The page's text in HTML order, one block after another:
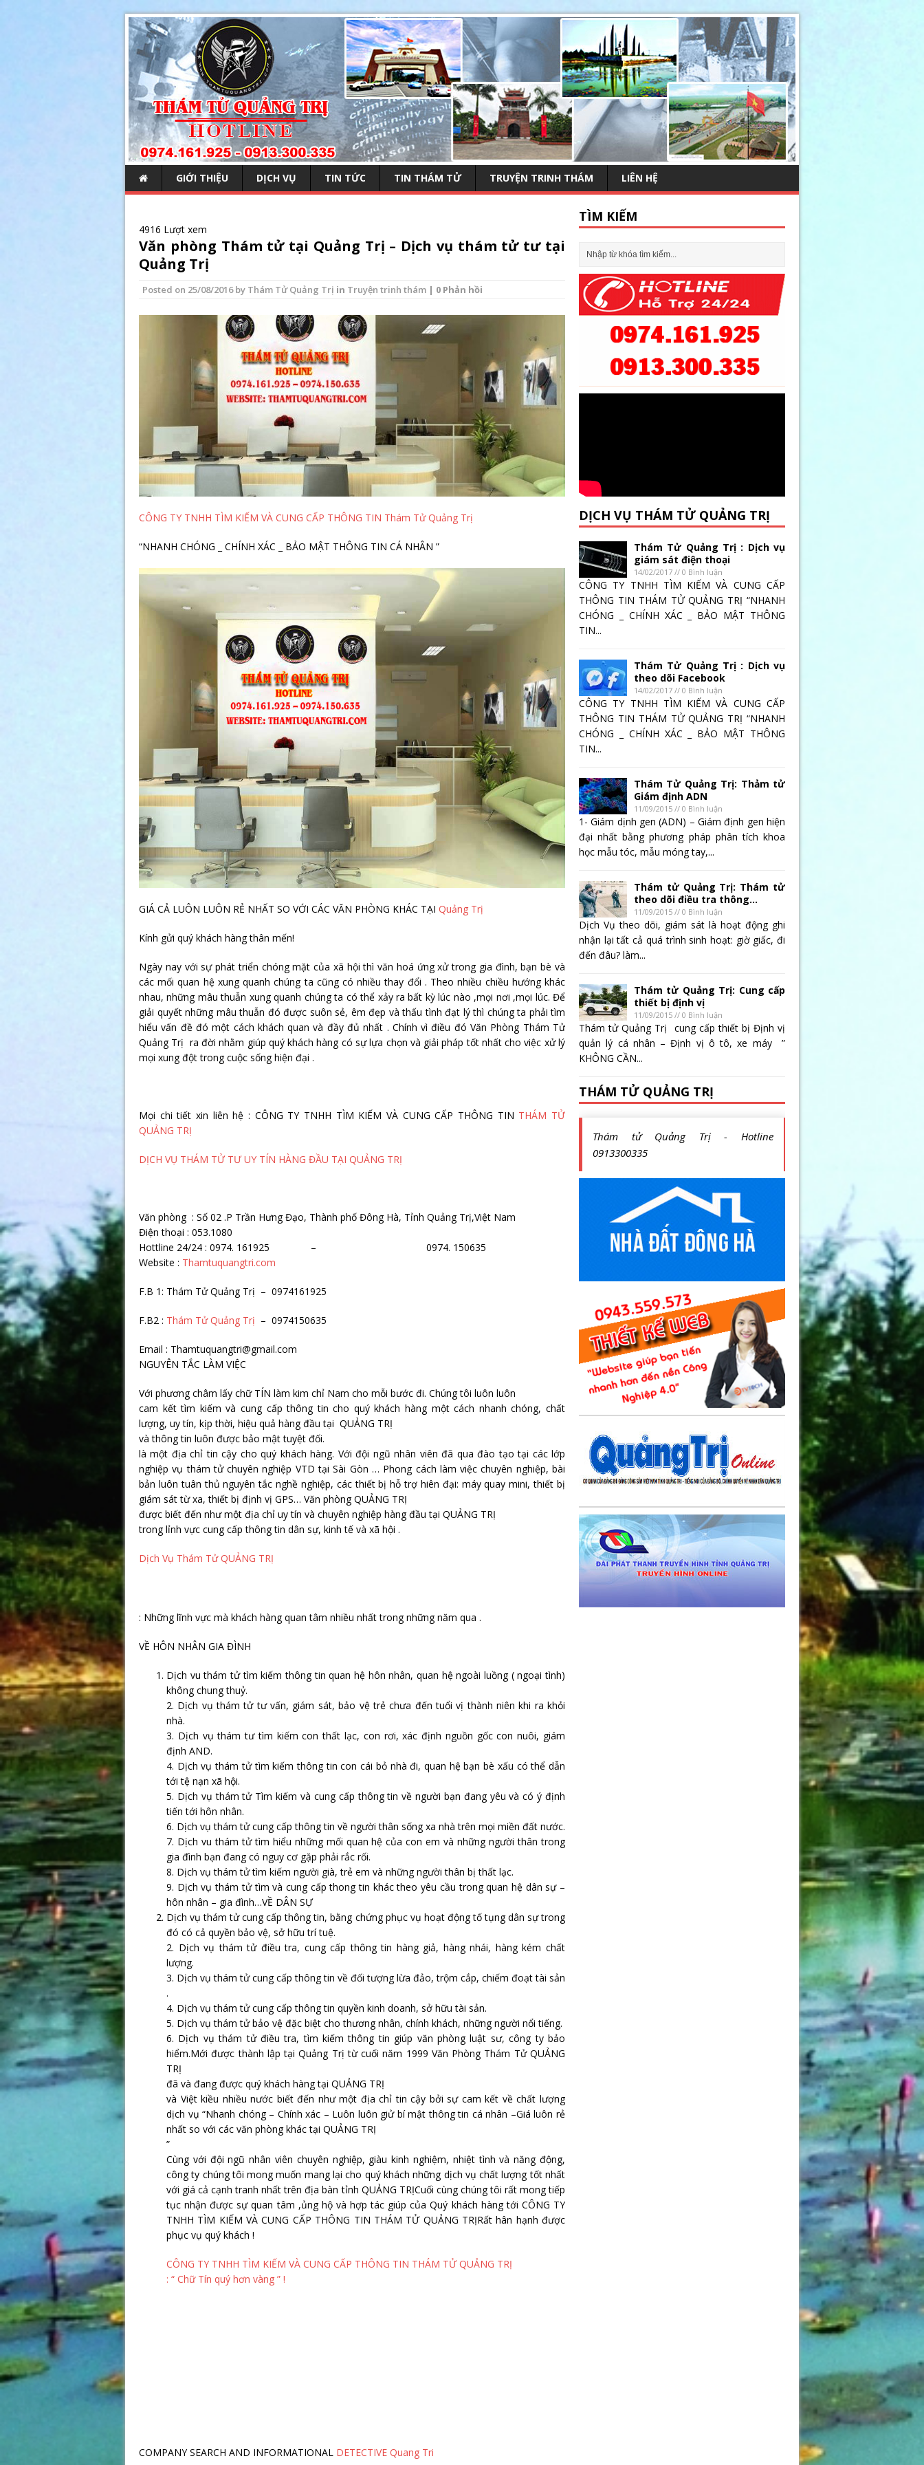
GIỚI THIỆU DỊCH VỤ TIN TỨC TIN THÁM TỬ TRUYỆN TRINH THÁM LIÊN HỆ
4916 Lượt xem
Văn phòng Thám tử tại Quảng Trị – Dịch vụ thám tử tư tại
Quảng Trị
Posted on 25/08/2016by Thám Tử Quảng Trị in Truyện trinh thám | 0 Phản hồi
CÔNG TY TNHH TÌM KIẾM VÀ CUNG CẤP THÔNG TIN Thám Tử Quảng Trị
“NHANH CHÓNG _ CHÍNH XÁC _ BẢO MẬT THÔNG TIN CÁ NHÂN ”
GIÁ CẢ LUÔN LUÔN RẺ NHẤT SO VỚI CÁC VĂN PHÒNG KHÁC TẠI Quảng Trị
Kính gửi quý khách hàng thân mến!
Ngày nay với sự phát triển chóng mặt của xã hội thì văn hoá ứng xử trong gia đình, bạn bè và
các mối quan hệ xung quanh chúng ta cũng có nhiều thay đổi . Theo nhiều chiều hướng khác
nhau, những mâu thuẫn xung quanh chúng ta có thể xảy ra bất kỳ lúc nào ,mọi nơi ,mọi lúc. Để
giải quyết những mâu thuẫn đó được suôn sẻ, êm đẹp và thấu tình đạt lý thì chúng ta phải tìm
hiểu vấn đề đó một cách khách quan và đầy đủ nhất . Chính vì điều đó Văn Phòng Thám Tử
Quảng Trị ra đời nhằm giúp quý khách hàng có sự lựa chọn và giải pháp tốt nhất cho việc xử lý
mọi xung đột trong cuộc sống hiện đại .
Mọi chi tiết xin liên hệ : CÔNG TY TNHH TÌM KIẾM VÀ CUNG CẤP THÔNG TIN THÁM TỬ
QUẢNG TRỊ
DỊCH VỤ THÁM TỬ TƯ UY TÍN HÀNG ĐẦU TẠI QUẢNG TRỊ
Văn phòng : Số 02 .P Trần Hưng Đạo, Thành phố Đông Hà, Tỉnh Quảng Trị,Việt Nam
Điện thoại : 053.1080
Hottline 24/24 : 0974. 161925 – 0974. 150635
Website : Thamtuquangtri.com
F.B 1: Thám Tử Quảng Trị – 0974161925
F.B2 : Thám Tử Quảng Trị – 0974150635
Email : Thamtuquangtri@gmail.com
NGUYÊN TẮC LÀM VIỆC
Với phương châm lấy chữ TÍN làm kim chỉ Nam cho mỗi bước đi. Chúng tôi luôn luôn
cam kết tìm kiếm và cung cấp thông tin cho quý khách hàng một cách nhanh chóng, chất
lượng, uy tín, kịp thời, hiệu quả hàng đầu tại QUẢNG TRỊ
và thông tin luôn được bảo mật tuyệt đối.
là một địa chỉ tin cậy cho quý khách hàng. Với đội ngũ nhân viên đã qua đào tạo tại các lớp
nghiệp vụ thám tử chuyên nghiệp VTD tại Sài Gòn … Phong cách làm việc chuyên nghiệp, bài
bản luôn tuân thủ nguyên tắc nghề nghiệp, các thiết bị hỗ trợ hiên đại: máy quay mini, thiết bị
giám sát từ xa, thiết bị định vị GPS… Văn phòng QUẢNG TRỊ
được biết đến như một địa chỉ uy tín và chuyên nghiệp hàng đầu tại QUẢNG TRỊ
trong lỉnh vực cung cấp thông tin dân sự, kinh tế và xã hội .
Dịch Vụ Thám Tử QUẢNG TRỊ
: Những lĩnh vực mà khách hàng quan tâm nhiều nhất trong những năm qua .
VỀ HÔN NHÂN GIA ĐÌNH
Dịch vu thám tử tìm kiếm thông tin quan hệ hôn nhân, quan hệ ngoài luồng ( ngoại tình)
không chung thuỷ.
2. Dịch vụ thám tử tư vấn, giám sát, bảo vệ trẻ chưa đến tuổi vị thành niên khi ra khỏi
nhà.
3. Dịch vụ thám tư tìm kiếm con thất lạc, con rơi, xác định nguồn gốc con nuôi, giám
định AND.
4. Dịch vụ thám tử tìm kiếm thông tin con cái bỏ nhà đi, quan hệ bạn bè xấu có thể dẫn
tới tệ nạn xã hội.
5. Dịch vụ thám tử Tìm kiếm và cung cấp thông tin về người bạn đang yêu và có ý định
tiến tới hôn nhân.
6. Dịch vụ thám tử cung cấp thông tin về người thân sống xa nhà trên mọi miền đất nước.
7. Dịch vu thám tử tìm hiểu những mối quan hệ của con em và những người thân trong
gia đình bạn đang có nguy cơ gặp phải rắc rối.
8. Dịch vụ thám tử tìm kiếm người già, trẻ em và những người thân bị thất lạc.
9. Dịch vụ thám tử tìm và cung cấp thong tin khác theo yêu cầu trong quan hệ dân sự –
hôn nhân – gia đình…VỀ DÂN SỰ
Dịch vụ thám tử cung cấp thông tin, bằng chứng phục vụ hoạt động tố tụng dân sự trong
đó có cả quyền bảo vệ, sở hữu trí tuệ.
2. Dịch vụ thám tử điều tra, cung cấp thông tin hàng giả, hàng nhái, hàng kém chất
lượng.
3. Dịch vụ thám tử cung cấp thông tin về đối tượng lừa đảo, trộm cắp, chiếm đoạt tài sản
.
4. Dịch vụ thám tử cung cấp thông tin quyền kinh doanh, sở hữu tài sản.
5. Dịch vụ thám tử bảo vệ đặc biệt cho thương nhân, chính khách, những người nổi tiếng.
6. Dịch vụ thám tử điều tra, tìm kiếm thông tin giúp văn phòng luật sư, công ty bảo
hiểm.Mới được thành lập tại Quảng Trị từ cuối năm 1999 Văn Phòng Thám Tử QUẢNG
TRỊ
đã và đang được quý khách hàng tại QUẢNG TRỊ
và Việt kiều nhiều nước biết đến như một địa chỉ tin cậy bởi sự cam kết về chất lượng
dịch vụ “Nhanh chóng – Chính xác – Luôn luôn giử bí mật thông tin cá nhân –Giá luôn rẻ
nhất so với các văn phòng khác tại QUẢNG TRỊ
”
Cùng với đội ngũ nhân viên chuyên nghiệp, giàu kinh nghiệm, nhiệt tình và năng động,
công ty chúng tôi mong muốn mang lại cho quý khách những dịch vụ chất lượng tốt nhất
với giá cả cạnh tranh nhất trên địa bàn tỉnh QUẢNG TRỊCuối cùng chúng tôi rất mong tiếp
tục nhận được sự quan tâm ,ủng hộ và hợp tác giúp của Quý khách hàng tới CÔNG TY
TNHH TÌM KIẾM VÀ CUNG CẤP THÔNG TIN THÁM TỬ QUẢNG TRỊRất hân hạnh được
phục vụ quý khách !
CÔNG TY TNHH TÌM KIẾM VÀ CUNG CẤP THÔNG TIN THÁM TỬ QUẢNG TRỊ
: “ Chữ Tín quý hơn vàng ” !
COMPANY SEARCH AND INFORMATIONAL DETECTIVE Quang Tri
TÌM KIẾM
DỊCH VỤ THÁM TỬ QUẢNG TRỊ
Thám Tử Quảng Trị : Dịch vụ
giám sát điện thoại
14/02/2017 // 0 Bình luận
CÔNG TY TNHH TÌM KIẾM VÀ CUNG CẤP
THÔNG TIN THÁM TỬ QUẢNG TRỊ “NHANH
CHÓNG _ CHÍNH XÁC _ BẢO MẬT THÔNG
TIN...
Thám Tử Quảng Trị : Dịch vụ
theo dõi Facebook
14/02/2017 // 0 Bình luận
CÔNG TY TNHH TÌM KIẾM VÀ CUNG CẤP
THÔNG TIN THÁM TỬ QUẢNG TRỊ “NHANH
CHÓNG _ CHÍNH XÁC _ BẢO MẬT THÔNG
TIN...
Thám Tử Quảng Trị: Thảm tử
Giám định ADN
11/09/2015 // 0 Bình luận
1- Giám dịnh gen (ADN) – Giám định gen hiện
đại nhất bằng phương pháp phân tích khoa
học mẫu tóc, mẫu móng tay,...
Thám tử Quảng Trị: Thám tử
theo dõi điều tra thông...
11/09/2015 // 0 Bình luận
Dịch Vụ theo dõi, giám sát là hoạt động ghi
nhận lại tất cả quá trình sinh hoạt: giờ giấc, đi
đến đâu? làm...
Thám tử Quảng Trị: Cung cấp
thiết bị định vị
11/09/2015 // 0 Bình luận
Thám tử Quảng Trị cung cấp thiết bị Định vị
quản lý cá nhân – Định vị ô tô, xe máy ”
KHÔNG CẦN...
THÁM TỬ QUẢNG TRỊ
Thám tử Quảng Trị - Hotline
0913300335